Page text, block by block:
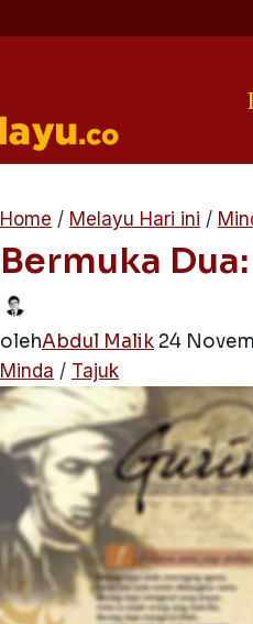
Home / Melayu Hari ini /
Bermuka
olehAbdul Malik 24
Minda / Tajuk